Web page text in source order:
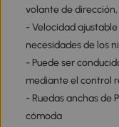
volante de
- Velocidad
necesidades de los
- Puede ser
mediante el control
- Ruedas anchas de
cómoda